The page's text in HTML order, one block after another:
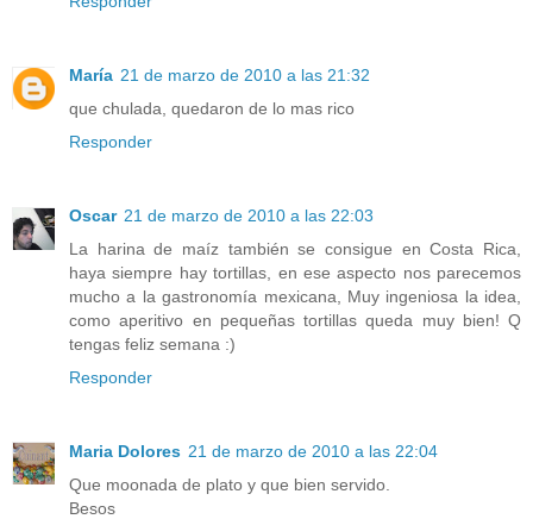
María 21 de marzo de 2010 a las 21:32
que chulada, quedaron de lo mas rico
Responder
Oscar 21 de marzo de 2010 a las 22:03
La harina de maíz también se consigue en Costa Rica,
haya siempre hay tortillas, en ese aspecto nos parecemos
mucho a la gastronomía mexicana, Muy ingeniosa la idea,
como aperitivo en pequeñas tortillas queda muy bien! Q
tengas feliz semana :)
Responder
Maria Dolores 21 de marzo de 2010 a las 22:04
Que moonada de plato y que bien servido.
Besos